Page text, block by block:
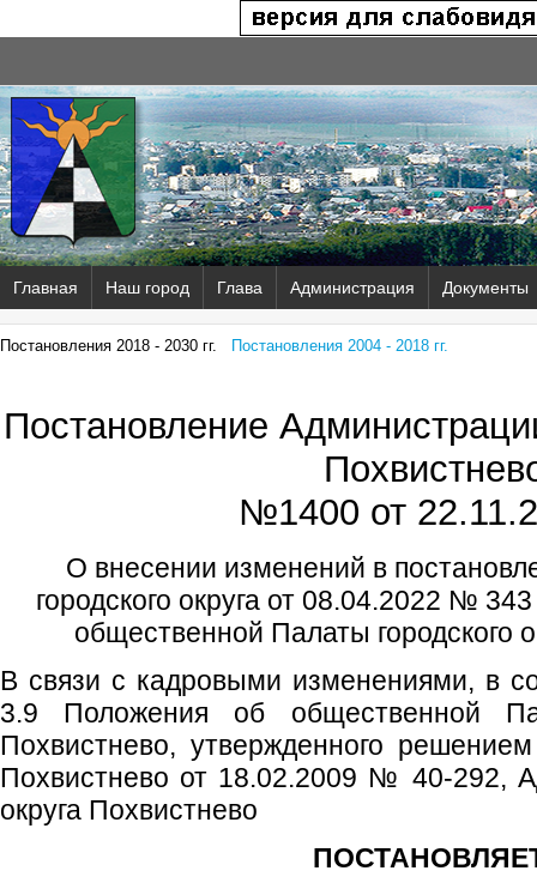
Главная Наш город Глава Администрация Документы
Постановления 2018 - 2030 гг. Постановления 2004 - 2018 гг.
Постановление
№1400 от
О внесении изменений в
городского округа от 08.04.2022 №
общественной Палаты городского
В связи с кадровыми изменениями, в
3.9 Положения об общественной
Похвистнево, утвержденного
Похвистнево от 18.02.2009 № 40-292,
округа Похвистнево